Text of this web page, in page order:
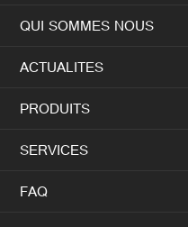
QUI SOMMES NOUS
ACTUALITES
PRODUITS
SERVICES
FAQ